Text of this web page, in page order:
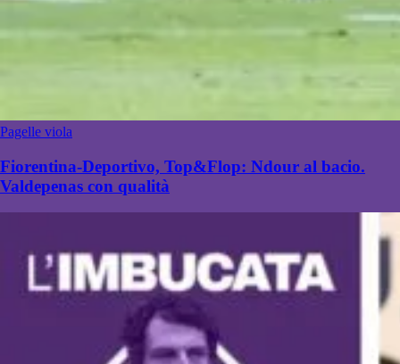
Pagelle viola
Fiorentina-Deportivo, Top&Flop: Ndour al bacio.
Valdepenas con qualità